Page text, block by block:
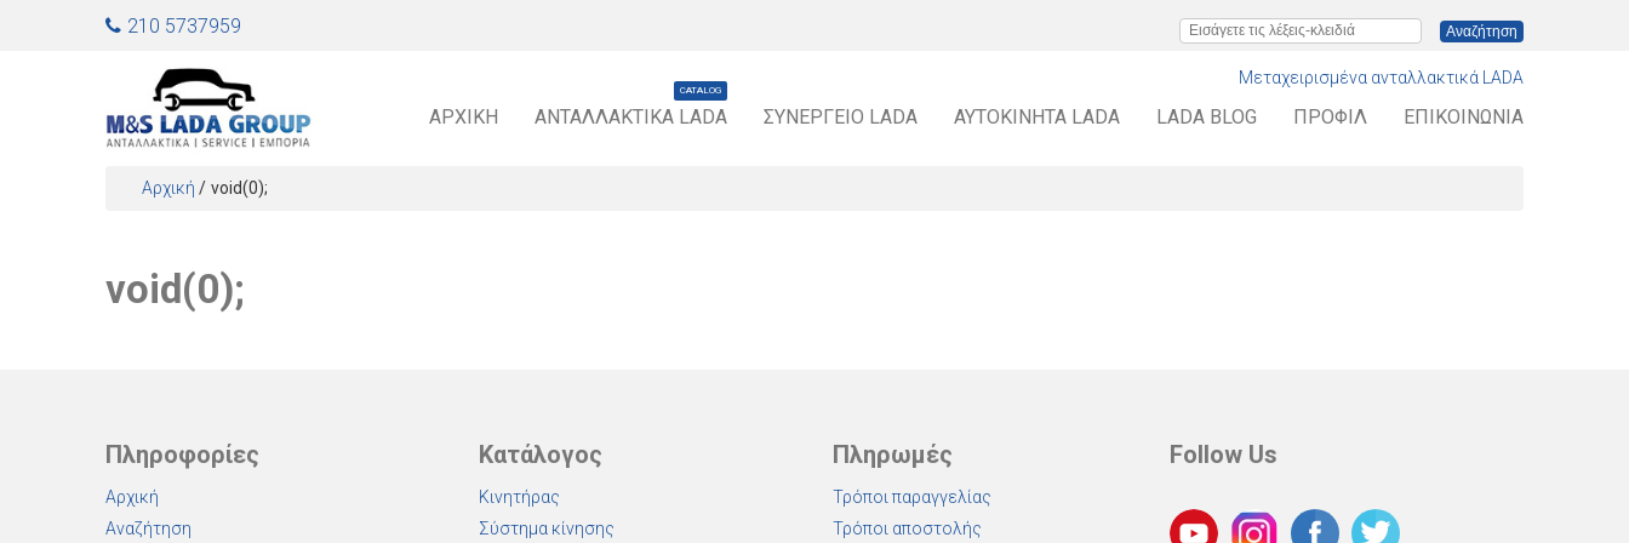
Jump to navigation210 5737959 Εισάγετε τις λέξεις-κλειδιά
Μεταχειρισμένα ανταλλακτικά LADA
ΑΡΧΙΚΉ ΑΝΤΑΛΛΑΚΤΙΚΆ LADA
CATALOG
ΣΥΝΕΡΓΕΊΟ LADA ΑΥΤΟΚΊΝΗΤΑ LADA LADA BLOG ΠΡΟΦΊΛ ΕΠΙΚΟΙΝΩΝΊΑ
Είστε εδώ
Αρχική / void(0);
void(0);
Πληροφορίες
Αρχική
Αναζήτηση
Κατάλογος
Κινητήρας
Σύστημα κίνησης
Πληρωμές
Τρόποι παραγγελίας
Τρόποι αποστολής
Follow Us